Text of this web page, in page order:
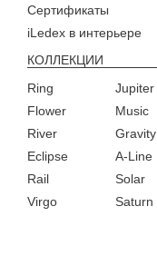
Сертификаты
iLedex в интерьере
КОЛЛЕКЦИИ
Ring
Flower
Jupiter
Music
River
Eclipse
Gravity
A-Line
Rail
Virgo
Solar
Saturn